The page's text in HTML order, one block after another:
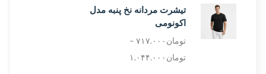
تیشرت مردانه نخ پنبه مدل
اکونومی
تومان ۷۱۷.۰۰۰ –
تومان ۱.۰۴۴.۰۰۰